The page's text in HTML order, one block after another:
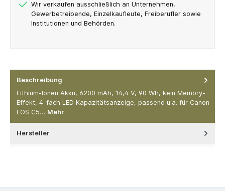
Wir verkaufen ausschließlich an Unternehmen,
Gewerbetreibende, Einzelkaufleute, Freiberufler sowie
Institutionen und Behörden.
Beschreibung
Lithium-Ionen Akku, 6200 mAh, 14,4 V, 90 Wh, kein Memory-
Effekt, 4-fach LED Kapazitätsanzeige, passend u.a. für Canon
EOS C5… Mehr
Hersteller